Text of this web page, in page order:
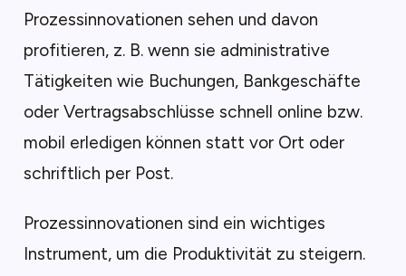
Prozessinnovationen sehen und davon
profitieren, z. B. wenn sie administrative
Tätigkeiten wie Buchungen, Bankgeschäfte
oder Vertragsabschlüsse schnell online bzw.
mobil erledigen können statt vor Ort oder
schriftlich per Post.
Prozessinnovationen sind ein wichtiges
Instrument, um die Produktivität zu steigern.